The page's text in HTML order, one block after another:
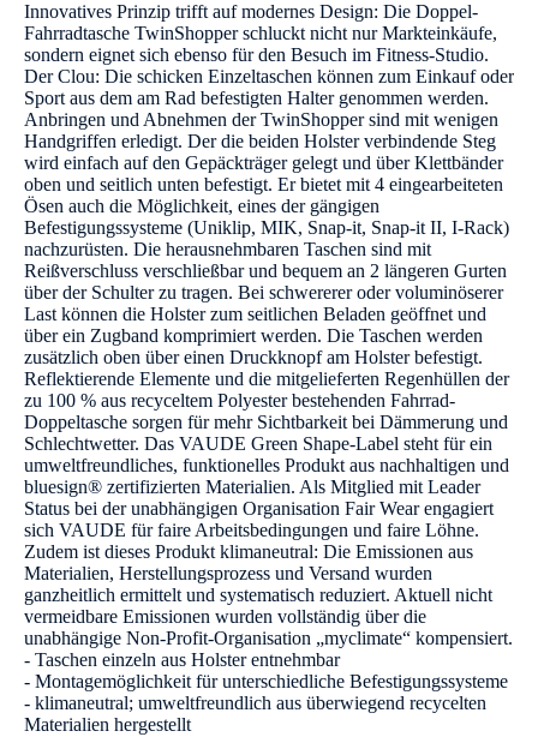
Innovatives Prinzip trifft auf modernes Design: Die Doppel-
Fahrradtasche TwinShopper schluckt nicht nur Markteinkäufe,
sondern eignet sich ebenso für den Besuch im Fitness-Studio.
Der Clou: Die schicken Einzeltaschen können zum Einkauf oder
Sport aus dem am Rad befestigten Halter genommen werden.
Anbringen und Abnehmen der TwinShopper sind mit wenigen
Handgriffen erledigt. Der die beiden Holster verbindende Steg
wird einfach auf den Gepäckträger gelegt und über Klettbänder
oben und seitlich unten befestigt. Er bietet mit 4 eingearbeiteten
Ösen auch die Möglichkeit, eines der gängigen
Befestigungssysteme (Uniklip, MIK, Snap-it, Snap-it II, I-Rack)
nachzurüsten. Die herausnehmbaren Taschen sind mit
Reißverschluss verschließbar und bequem an 2 längeren Gurten
über der Schulter zu tragen. Bei schwererer oder voluminöserer
Last können die Holster zum seitlichen Beladen geöffnet und
über ein Zugband komprimiert werden. Die Taschen werden
zusätzlich oben über einen Druckknopf am Holster befestigt.
Reflektierende Elemente und die mitgelieferten Regenhüllen der
zu 100 % aus recyceltem Polyester bestehenden Fahrrad-
Doppeltasche sorgen für mehr Sichtbarkeit bei Dämmerung und
Schlechtwetter. Das VAUDE Green Shape-Label steht für ein
umweltfreundliches, funktionelles Produkt aus nachhaltigen und
bluesign® zertifizierten Materialien. Als Mitglied mit Leader
Status bei der unabhängigen Organisation Fair Wear engagiert
sich VAUDE für faire Arbeitsbedingungen und faire Löhne.
Zudem ist dieses Produkt klimaneutral: Die Emissionen aus
Materialien, Herstellungsprozess und Versand wurden
ganzheitlich ermittelt und systematisch reduziert. Aktuell nicht
vermeidbare Emissionen wurden vollständig über die
unabhängige Non-Profit-Organisation „myclimate“ kompensiert.
- Taschen einzeln aus Holster entnehmbar
- Montagemöglichkeit für unterschiedliche Befestigungssysteme
- klimaneutral; umweltfreundlich aus überwiegend recycelten
Materialien hergestellt